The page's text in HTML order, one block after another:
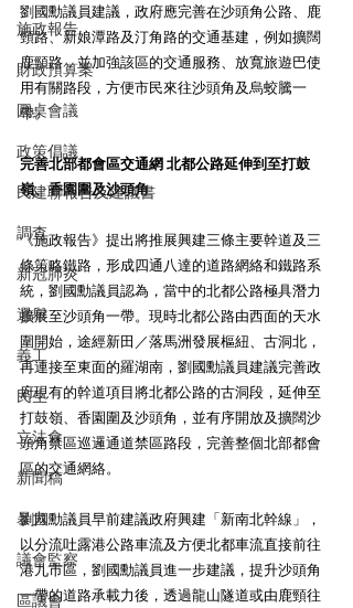
施政報告
財政預算案
圓桌會議
政策倡議
民建聯報告及建議書
調查
新冠肺炎
選舉
義工
民生
立法會
新聞稿
暴力
議會監察
區議會
劉國勳議員建議，政府應完善在沙頭角公路、鹿
頸路、新娘潭路及汀角路的交通基建，例如擴闊
鹿頸路，並加強該區的交通服務、放寬旅遊巴使
用有關路段，方便市民來往沙頭角及烏蛟騰一
帶。
完善北部都會區交通網 北都公路延伸到至打鼓
嶺、香園圍及沙頭角
《施政報告》提出將推展興建三條主要幹道及三
條策略鐵路，形成四通八達的道路網絡和鐵路系
統，劉國勳議員認為，當中的北都公路極具潛力
擴展至沙頭角一帶。現時北都公路由西面的天水
圍開始，途經新田／落馬洲發展樞紐、古洞北，
再連接至東面的羅湖南，劉國勳議員建議完善政
府現有的幹道項目將北都公路的古洞段，延伸至
打鼓嶺、香園圍及沙頭角，並有序開放及擴闊沙
頭角禁區巡邏通道禁區路段，完善整個北部都會
區的交通網絡。
劉國勳議員早前建議政府興建「新南北幹線」，
以分流吐露港公路車流及方便北都車流直接前往
港九市區，劉國勳議員進一步建議，提升沙頭角
一帶的道路承載力後，透過龍山隧道或由鹿頸往